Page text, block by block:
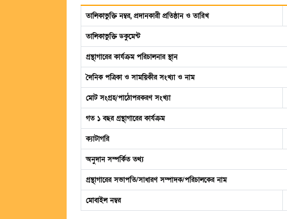
তালিকাভুক্তি নম্বর, প্রদানকারী প্রতিষ্ঠান ও তারিখ
তালিকাভুক্তি ডকুমেন্ট
গ্রন্থাগারের কার্যক্রম পরিচালনার স্থান
দৈনিক পত্রিকা ও সাময়িকীর সংখ্যা ও নাম
মোট সংগ্রহ/পাঠোপরকরণ সংখ্যা
গত ১ বছর গ্রন্থাগারের কার্যক্রম
ক্যাটাগরি
অনুদান সম্পর্কিত তথ্য
গ্রন্থাগারের সভাপতি/সাধারণ সম্পাদক/পরিচালকের নাম
মোবাইল নম্বর